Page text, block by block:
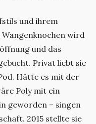
und ihrem
wird
und das
Privat liebt sie
Hätte es mit der
Poly mit ein
geworden – singen
2015 stellte sie